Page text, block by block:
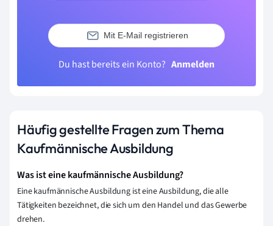
Mit E-Mail registrieren
Du hast bereits ein Konto? Anmelden
Häufig gestellte Fragen zum Thema
Kaufmännische Ausbildung
Was ist eine kaufmännische Ausbildung?
Eine kaufmännische Ausbildung ist eine Ausbildung, die alle
Tätigkeiten bezeichnet, die sich um den Handel und das Gewerbe
drehen.